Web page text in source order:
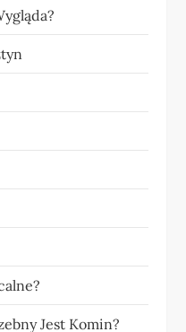
Jest Komin?